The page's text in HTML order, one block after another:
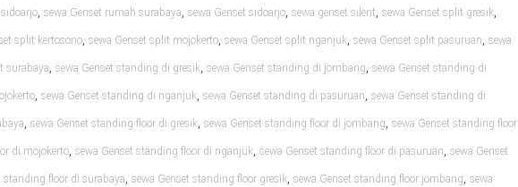
, sewa Genset rumah surabaya, sewa Genset sidoarjo, sewa genset silent, sewa Genset split gresik,
split kertosono, sewa Genset split mojokerto, sewa Genset split nganjuk, sewa Genset split pasuruan, sewa
surabaya, sewa Genset standing di gresik, sewa Genset standing di jombang, sewa Genset standing di
, sewa Genset standing di nganjuk, sewa Genset standing di pasuruan, sewa Genset standing di
, sewa Genset standing floor di gresik, sewa Genset standing floor di jombang, sewa Genset standing floor
di mojokerto, sewa Genset standing floor di nganjuk, sewa Genset standing floor di pasuruan, sewa Genset
standing floor di surabaya, sewa Genset standing floor gresik, sewa Genset standing floor jombang, sewa